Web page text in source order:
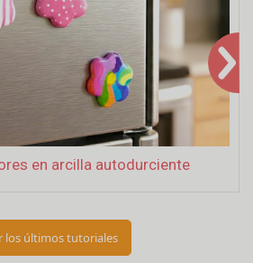
en arcilla autodurciente
los últimos tutoriales